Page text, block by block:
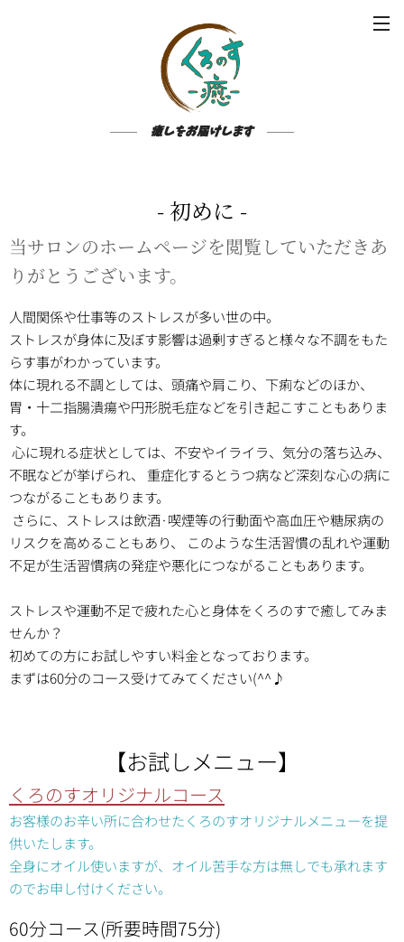
癒しをお届けします
- 初めに -
当サロンのホームページを閲覧していただきあ
りがとうございます。
人間関係や仕事等のストレスが多い世の中。
ストレスが身体に及ぼす影響は過剰すぎると様々な不調をもた
らす事がわかっています。
体に現れる不調としては、頭痛や肩こり、下痢などのほか、
胃・十二指腸潰瘍や円形脱毛症などを引き起こすこともありま
す。
心に現れる症状としては、不安やイライラ、気分の落ち込み、
不眠などが挙げられ、 重症化するとうつ病など深刻な心の病に
つながることもあります。
さらに、ストレスは飲酒·喫煙等の行動面や高血圧や糖尿病の
リスクを高めることもあり、 このような生活習慣の乱れや運動
不足が生活習慣病の発症や悪化につながることもあります。
ストレスや運動不足で疲れた心と身体をくろのすで癒してみま
せんか？
初めての方にお試しやすい料金となっております。
まずは60分のコース受けてみてください(^^♪
【お試しメニュー】
くろのすオリジナルコース
お客様のお辛い所に合わせたくろのすオリジナルメニューを提
供いたします。
全身にオイル使いますが、オイル苦手な方は無しでも承れます
のでお申し付けください。
60分コース(所要時間75分)